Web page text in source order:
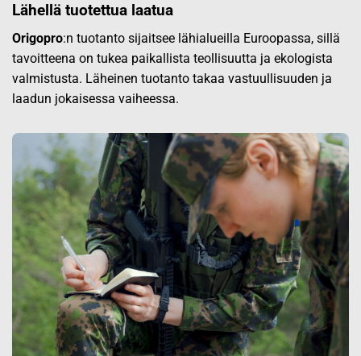
Lähellä tuotettua laatua
Origopro:n tuotanto sijaitsee lähialueilla Euroopassa, sillä
tavoitteena on tukea paikallista teollisuutta ja ekologista
valmistusta. Läheinen tuotanto takaa vastuullisuuden ja
laadun jokaisessa vaiheessa.